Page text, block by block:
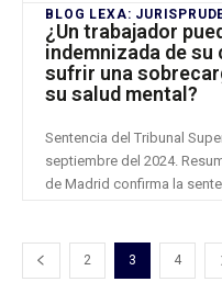
BLOG LEXA:
¿Un trabajador
indemnizada de
sufrir una
su salud mental?
Sentencia del Tribunal
septiembre del 2024. Resumen El Tribunal Superior de Justicia
de Madrid confirma la
2 3 4